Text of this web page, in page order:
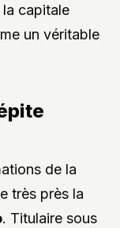
capitale
un véritable
de la
très près la
. Titulaire sous